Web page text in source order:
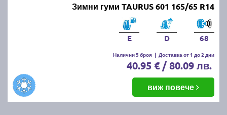
Зимни гуми TAURUS 601 165/65 R14
E D 68
Налични 5 броя | Доставка от 1 до 2 дни
40.95 € / 80.09 лв.
виж повече